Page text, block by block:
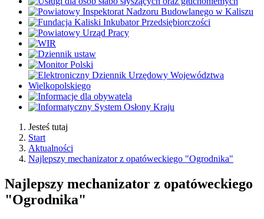
Jesteś tutaj
Start
Aktualności
Najlepszy mechanizator z opatóweckiego "Ogrodnika"
Najlepszy mechanizator z opatóweckiego
"Ogrodnika"